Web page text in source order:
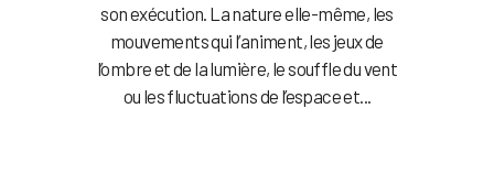
son exécution. La nature elle-même, les
mouvements qui l’animent, les jeux de
l’ombre et de la lumière, le souffle du vent
ou les fluctuations de l’espace et...